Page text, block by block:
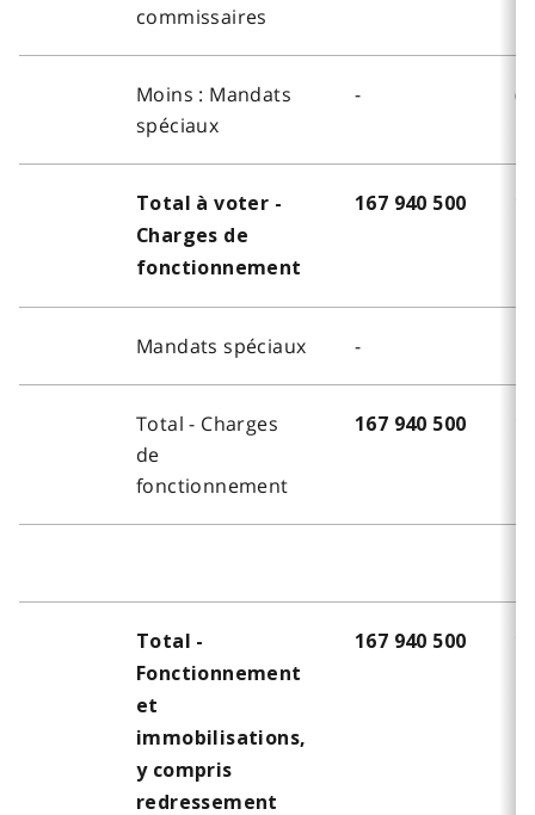
commissaires
Moins : Mandats
spéciaux
-
Total à voter -
Charges de
fonctionnement
167 940 500
Mandats spéciaux -
Total - Charges
de
fonctionnement
167 940 500
Total -
Fonctionnement
et
immobilisations,
y compris
redressement
167 940 500